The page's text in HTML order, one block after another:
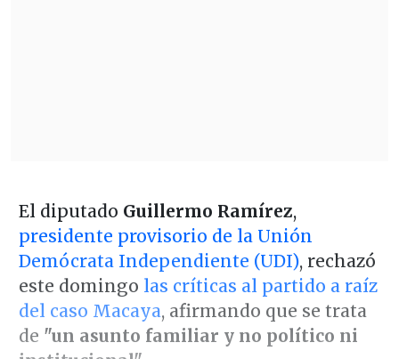
El diputado Guillermo Ramírez,
presidente provisorio de la Unión
Demócrata Independiente (UDI), rechazó
este domingo las críticas al partido a raíz
del caso Macaya, afirmando que se trata
de "un asunto familiar y no político ni